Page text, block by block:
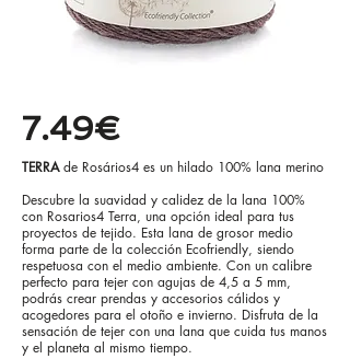
7.49€
TERRAde Rosários4 es un hilado 100% lana merino
Descubre la suavidad y calidez de la lana 100%
con Rosarios4 Terra, una opción ideal para tus
proyectos de tejido. Esta lana de grosor medio
forma parte de la colección Ecofriendly, siendo
respetuosa con el medio ambiente. Con un calibre
perfecto para tejer con agujas de 4,5 a 5 mm,
podrás crear prendas y accesorios cálidos y
acogedores para el otoño e invierno. Disfruta de la
sensación de tejer con una lana que cuida tus manos
y el planeta al mismo tiempo.